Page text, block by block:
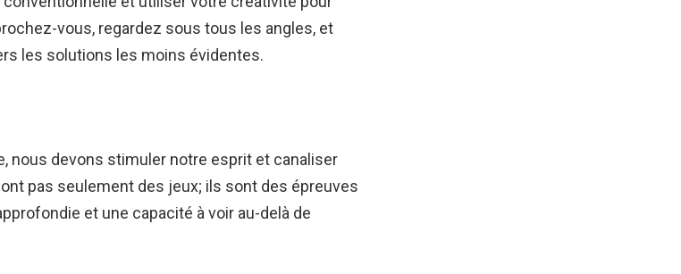
vous, regardez sous tous les angles, et
les solutions les moins évidentes.
nous devons stimuler notre esprit et canaliser
pas seulement des jeux; ils sont des épreuves
et une capacité à voir au-delà de